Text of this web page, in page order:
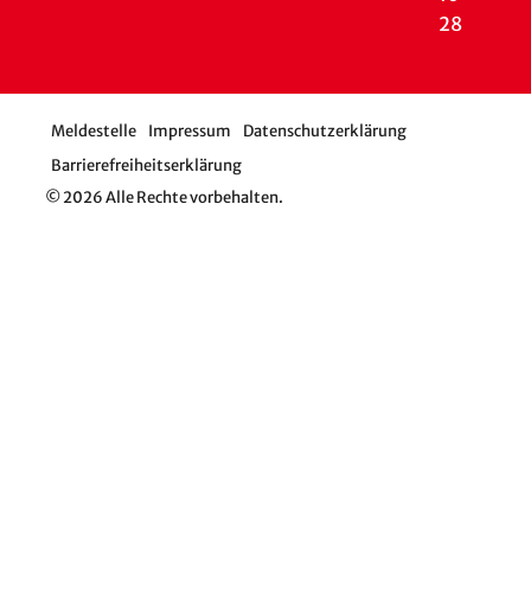
28
© 2026 Alle Rechte vorbehalten.
Meldestelle Impressum
Datenschutzerklärung
Barrierefreiheitserklärung